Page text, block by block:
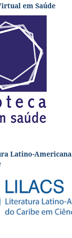
em Saúde
Latino-